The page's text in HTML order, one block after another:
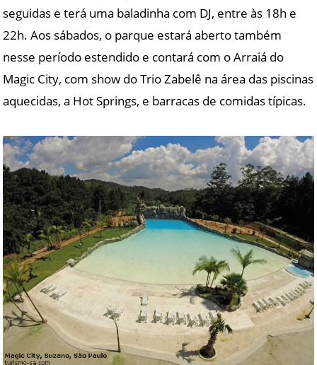
seguidas e terá uma baladinha com DJ, entre às 18h e
22h. Aos sábados, o parque estará aberto também
nesse período estendido e contará com o Arraiá do
Magic City, com show do Trio Zabelê na área das piscinas
aquecidas, a Hot Springs, e barracas de comidas típicas.